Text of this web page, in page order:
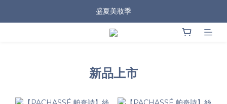
盛夏美妝季
新品上市